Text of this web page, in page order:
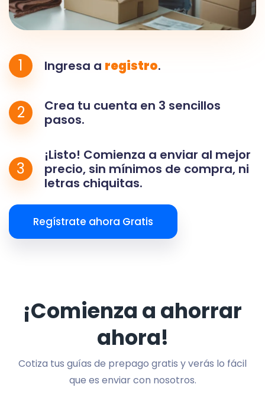
1 Ingresa a registro.
2
Crea tu cuenta en 3 sencillos
pasos.
3
¡Listo! Comienza a enviar al mejor
precio, sin mínimos de compra, ni
letras chiquitas.
Regístrate ahora Gratis
¡Comienza a ahorrar
ahora!
Cotiza tus guías de prepago gratis y verás lo fácil
que es enviar con nosotros.